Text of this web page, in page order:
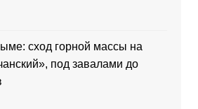
сход горной массы на
под завалами до